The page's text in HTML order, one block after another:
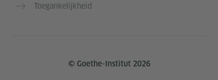
Toegankelijkheid
© Goethe-Institut 2026